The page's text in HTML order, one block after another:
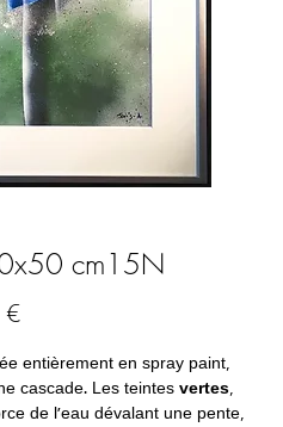
cm15N
€Prix
entièrement en spray paint,
cascade. Les teintes vertes,
de l'eau dévalant une pente,